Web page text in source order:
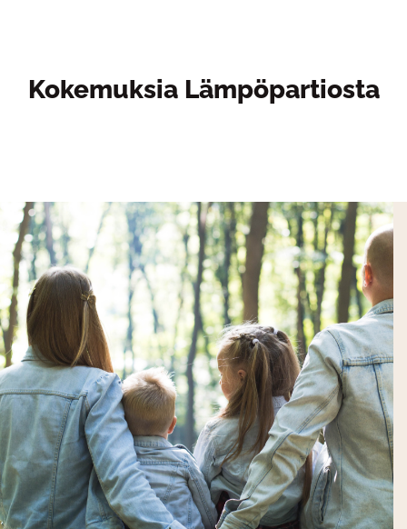
Kokemuksia Lämpöpartiosta